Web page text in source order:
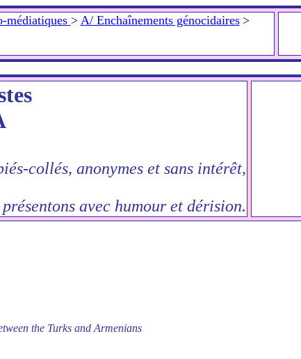
médiatiques > A/ Enchaînements génocidaires >
collés, anonymes et sans intérêt,
avec humour et dérision.
the Turks and Armenians